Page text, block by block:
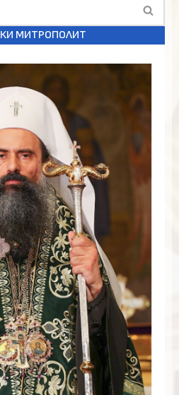
МИТРОПОЛИТ